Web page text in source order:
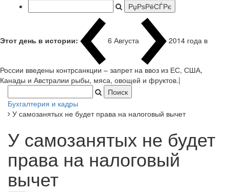
Этот день в истории: 6 Августа 2014 года в
России введены контрсанкции – запрет на ввоз из ЕС, США,
Канады и Австралии рыбы, мяса, овощей и фруктов.|
Бухгалтерия и кадры
У самозанятых не будет права на налоговый вычет
У самозанятых не будет
права на налоговый
вычет